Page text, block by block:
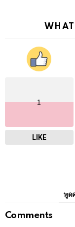
1
LIKE
พูด
Comments